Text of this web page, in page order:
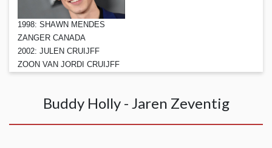
1998: SHAWN MENDES
ZANGER CANADA
2002: JULEN CRUIJFF
ZOON VAN JORDI CRUIJFF
Buddy Holly - Jaren Zeventig